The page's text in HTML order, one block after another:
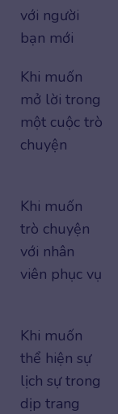
với người
bạn mới
Khi muốn
mở lời trong
một cuộc trò
chuyện
Khi muốn
trò chuyện
với nhân
viên phục vụ
Khi muốn
thể hiện sự
lịch sự trong
dịp trang